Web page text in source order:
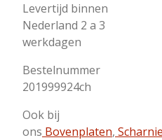
Levertijd binnen
Nederland 2 a 3
werkdagen
Bestelnummer
201999924ch
Ook bij
ons Bovenplaten,